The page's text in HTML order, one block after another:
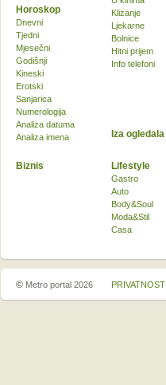
Klizanje
Ljekarne
Bolnice
Hitni prijem
Info telefoni
Biznis Lifestyle
Gastro
Auto
Body&Soul
Moda&Stil
Casa
Horoskop
Dnevni
Tjedni
Mjesečni
Godišnji
Kineski
Erotski
Sanjarica
Numerologija
Analiza datuma
Analiza imena
Iza ogledala
© Metro portal 2026 PRIVATNOST